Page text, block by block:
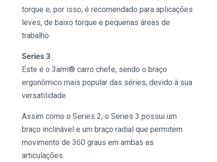
torque e, por isso, é recomendado para aplicações
leves, de baixo torque e pequenas áreas de
trabalho.
Series 3
Este é o 3arm® carro chefe, sendo o braço
ergonômico mais popular das séries, devido à sua
versatilidade.
Assim como o Series 2, o Series 3 possui um
braço inclinável e um braço radial que permitem
movimento de 360 ​​graus em ambas as
articulações.